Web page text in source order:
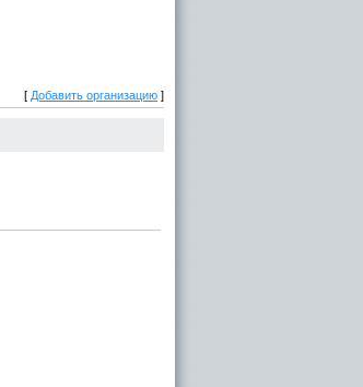
[ Добавить организацию ]